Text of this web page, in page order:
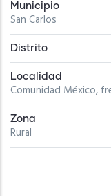
Municipio
San Carlos
Distrito
Localidad
Comunidad México,
Zona
Rural